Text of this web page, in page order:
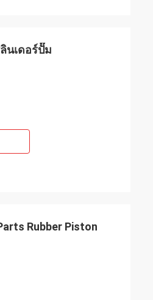
นเดอร์ปั๊ม
Rubber Piston